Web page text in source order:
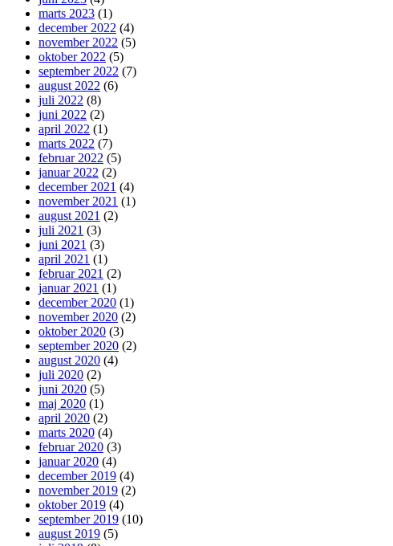
marts 2023 (1)
december 2022 (4)
november 2022 (5)
oktober 2022 (5)
september 2022 (7)
august 2022 (6)
juli 2022 (8)
juni 2022 (2)
april 2022 (1)
marts 2022 (7)
februar 2022 (5)
januar 2022 (2)
december 2021 (4)
november 2021 (1)
august 2021 (2)
juli 2021 (3)
juni 2021 (3)
april 2021 (1)
februar 2021 (2)
januar 2021 (1)
december 2020 (1)
november 2020 (2)
oktober 2020 (3)
september 2020 (2)
august 2020 (4)
juli 2020 (2)
juni 2020 (5)
maj 2020 (1)
april 2020 (2)
marts 2020 (4)
februar 2020 (3)
januar 2020 (4)
december 2019 (4)
november 2019 (2)
oktober 2019 (4)
september 2019 (10)
august 2019 (5)